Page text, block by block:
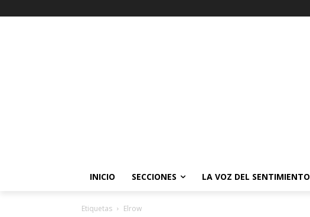
INICIO SECCIONES LA VOZ DEL SENTIMIENTO
Etiquetas Elrow